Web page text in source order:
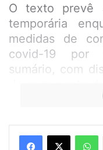
O texto prevê
temporária
medidas de
covid-19 por
sumário, com
Aluísio
medida é